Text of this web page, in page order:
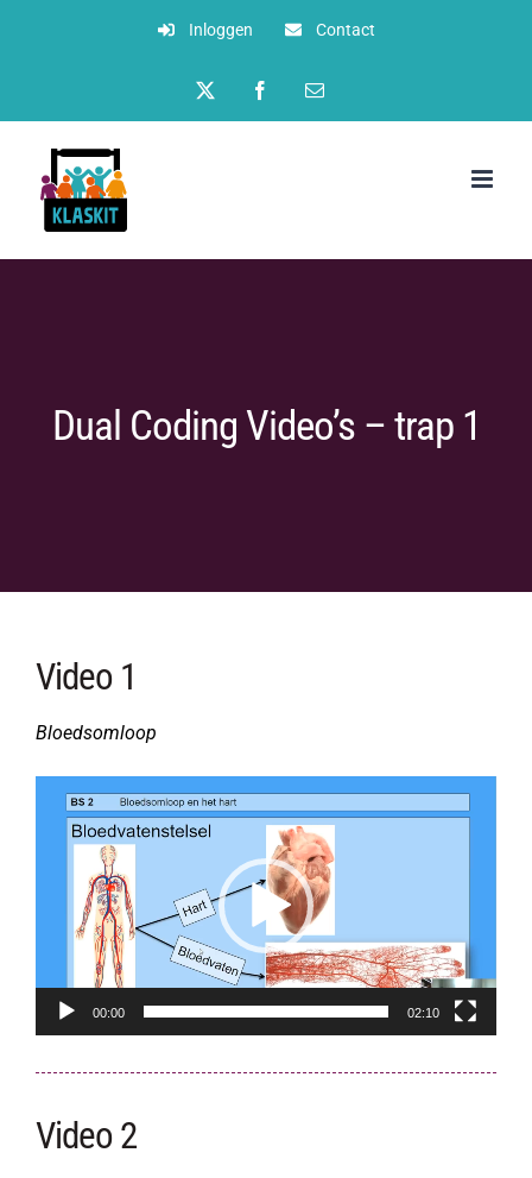
Inloggen Contact
Twitter Facebook
E-
Dual Coding Video’s – trap 1
Video 1
Bloedsomloop
Videospeler
00:00 02:10
Video 2